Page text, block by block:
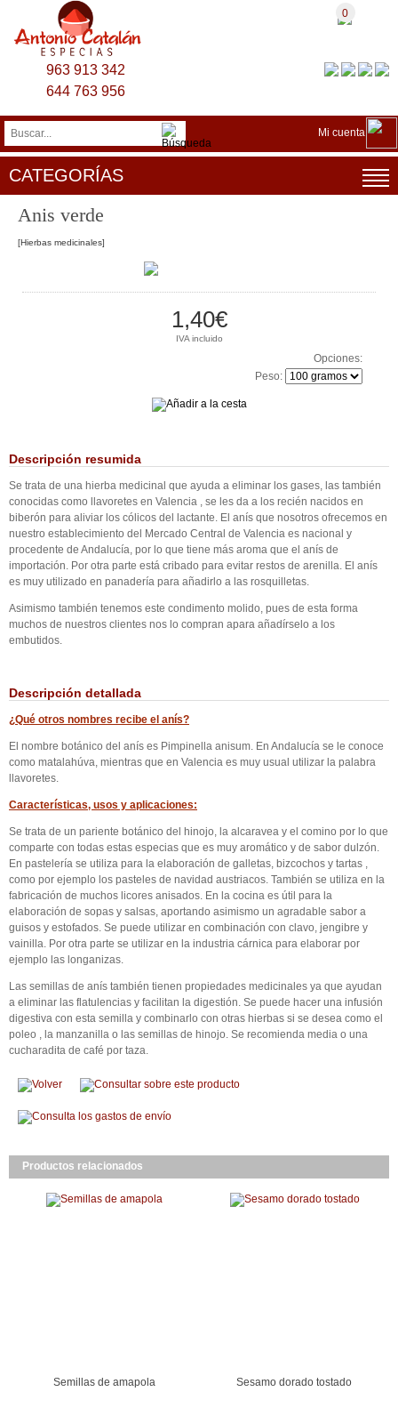
0
963 913 342
644 763 956
Mi cuenta
CATEGORÍAS
Anis verde
[Hierbas medicinales]
1,40€
IVA incluido
Opciones:
Peso:
Descripción resumida
Se trata de una hierba medicinal que ayuda a eliminar los gases, las también
conocidas como llavoretes en Valencia , se les da a los recién nacidos en
biberón para aliviar los cólicos del lactante. El anís que nosotros ofrecemos en
nuestro establecimiento del Mercado Central de Valencia es nacional y
procedente de Andalucía, por lo que tiene más aroma que el anís de
importación. Por otra parte está cribado para evitar restos de arenilla. El anís
es muy utilizado en panadería para añadirlo a las rosquilletas.
Asimismo también tenemos este condimento molido, pues de esta forma
muchos de nuestros clientes nos lo compran apara añadírselo a los
embutidos.
Descripción detallada
¿Qué otros nombres recibe el anís?
El nombre botánico del anís es Pimpinella anisum. En Andalucía se le conoce
como matalahúva, mientras que en Valencia es muy usual utilizar la palabra
llavoretes.
Características, usos y aplicaciones:
Se trata de un pariente botánico del hinojo, la alcaravea y el comino por lo que
comparte con todas estas especias que es muy aromático y de sabor dulzón.
En pastelería se utiliza para la elaboración de galletas, bizcochos y tartas ,
como por ejemplo los pasteles de navidad austriacos. También se utiliza en la
fabricación de muchos licores anisados. En la cocina es útil para la
elaboración de sopas y salsas, aportando asimismo un agradable sabor a
guisos y estofados. Se puede utilizar en combinación con clavo, jengibre y
vainilla. Por otra parte se utilizar en la industria cárnica para elaborar por
ejemplo las longanizas.
Las semillas de anís también tienen propiedades medicinales ya que ayudan
a eliminar las flatulencias y facilitan la digestión. Se puede hacer una infusión
digestiva con esta semilla y combinarlo con otras hierbas si se desea como el
poleo , la manzanilla o las semillas de hinojo. Se recomienda media o una
cucharadita de café por taza.
Productos relacionados
Semillas de amapola Sesamo dorado tostado